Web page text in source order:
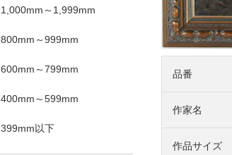
品番
作家名
作品サイズ
1,000mm～1,999mm
800mm～999mm
600mm～799mm
400mm～599mm
399mm以下